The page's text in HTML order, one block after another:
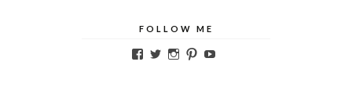
FOLLOW ME
Voir Voir Voir Voir